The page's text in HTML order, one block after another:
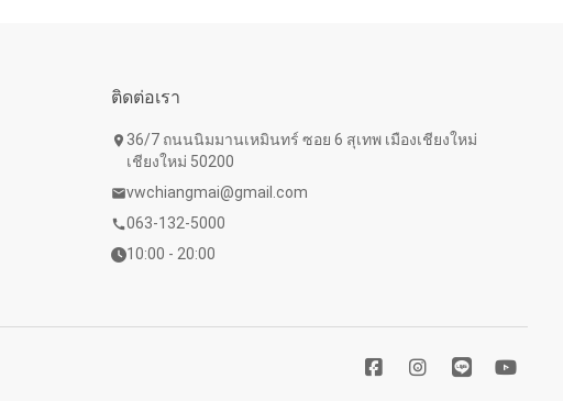
ติดต่อเรา
location_on 36/7 ถนนนิมมานเหมินทร์ ซอย 6 สุเทพ เมืองเชียงใหม่
เชียงใหม่ 50200
mailvwchiangmai@gmail.com
call063-132-5000
10:00 - 20:00